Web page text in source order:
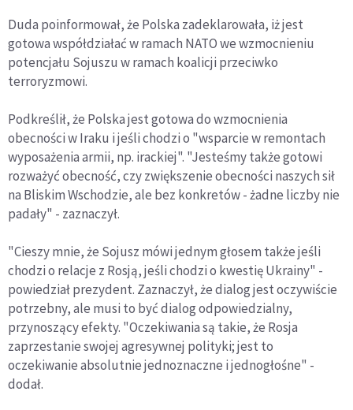
Duda poinformował, że Polska zadeklarowała, iż jest
gotowa współdziałać w ramach NATO we wzmocnieniu
potencjału Sojuszu w ramach koalicji przeciwko
terroryzmowi.
Podkreślił, że Polska jest gotowa do wzmocnienia
obecności w Iraku i jeśli chodzi o "wsparcie w remontach
wyposażenia armii, np. irackiej". "Jesteśmy także gotowi
rozważyć obecność, czy zwiększenie obecności naszych sił
na Bliskim Wschodzie, ale bez konkretów - żadne liczby nie
padały" - zaznaczył.
"Cieszy mnie, że Sojusz mówi jednym głosem także jeśli
chodzi o relacje z Rosją, jeśli chodzi o kwestię Ukrainy" -
powiedział prezydent. Zaznaczył, że dialog jest oczywiście
potrzebny, ale musi to być dialog odpowiedzialny,
przynoszący efekty. "Oczekiwania są takie, że Rosja
zaprzestanie swojej agresywnej polityki; jest to
oczekiwanie absolutnie jednoznaczne i jednogłośne" -
dodał.